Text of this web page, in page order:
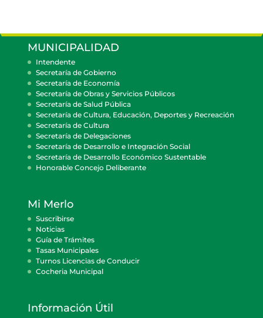
MUNICIPALIDAD
Intendente
Secretaría de Gobierno
Secretaría de Economía
Secretaría de Obras y Servicios Públicos
Secretaría de Salud Pública
Secretaría de Cultura, Educación, Deportes y Recreación
Secretaría de Cultura
Secretaría de Delegaciones
Secretaría de Desarrollo e Integración Social
Secretaría de Desarrollo Económico Sustentable
Honorable Concejo Deliberante
Mi Merlo
Suscribirse
Noticias
Guía de Trámites
Tasas Municipales
Turnos Licencias de Conducir
Cocheria Municipal
Información Útil